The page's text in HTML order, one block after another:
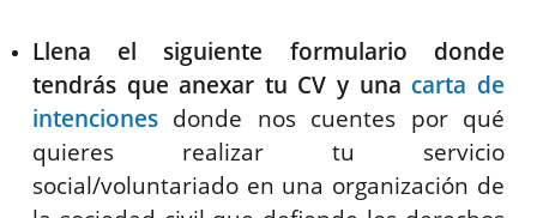
Llena el siguiente formulario donde
tendrás que anexar tu CV y una carta de
intenciones donde nos cuentes por qué
quieres realizar tu servicio
social/voluntariado en una organización de